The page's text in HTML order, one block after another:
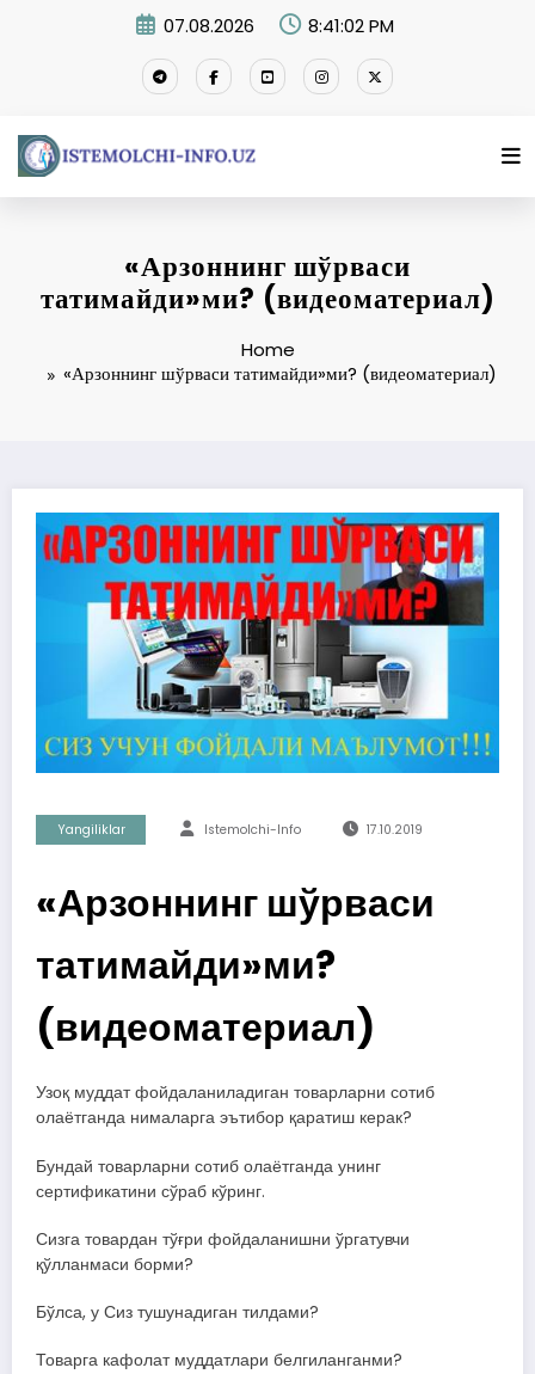
07.08.2026 8:41:02 PM
«Арзоннинг шўрваси
татимайди»ми? (видеоматериал)
Home
«Арзоннинг шўрваси татимайди»ми? (видеоматериал)
Yangiliklar Istemolchi-Info 17.10.2019
«Арзоннинг шўрваси
татимайди»ми?
(видеоматериал)
Узоқ муддат фойдаланиладиган товарларни сотиб
олаётганда нималарга эътибор қаратиш керак?
Бундай товарларни сотиб олаётганда унинг
сертификатини сўраб кўринг.
Сизга товардан тўғри фойдаланишни ўргатувчи
қўлланмаси борми?
Бўлса, у Сиз тушунадиган тилдами?
Товарга кафолат муддатлари белгиланганми?